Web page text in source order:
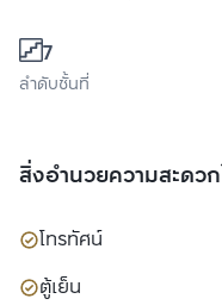
7
ลำดับชั้นที่
สิ่งอำนวยความสะดว
โทรทัศน์
ตู้เย็น